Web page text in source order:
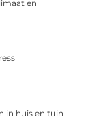
en
in huis en tuin